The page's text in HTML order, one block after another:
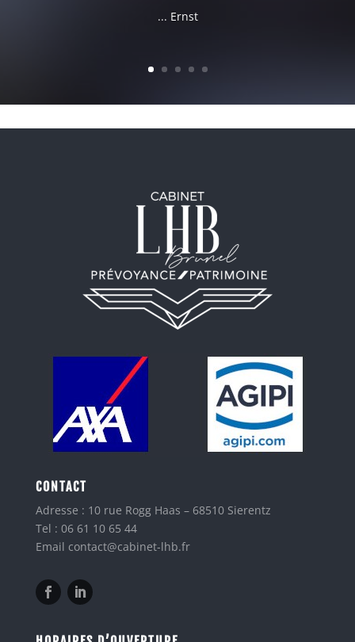
... Ernst
CONTACT
Adresse : 10 rue Rogg Haas – 68510 Sierentz
Tel : 06 61 10 65 44
Email contact@cabinet-lhb.fr